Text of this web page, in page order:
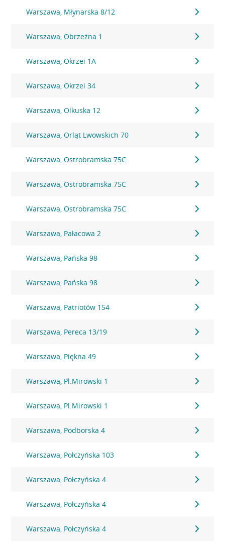
Warszawa, Młynarska 8/12
Warszawa, Obrzeżna 1
Warszawa, Okrzei 1A
Warszawa, Okrzei 34
Warszawa, Olkuska 12
Warszawa, Orląt Lwowskich 70
Warszawa, Ostrobramska 75C
Warszawa, Ostrobramska 75C
Warszawa, Ostrobramska 75C
Warszawa, Pałacowa 2
Warszawa, Pańska 98
Warszawa, Pańska 98
Warszawa, Patriotów 154
Warszawa, Pereca 13/19
Warszawa, Piękna 49
Warszawa, Pl.Mirowski 1
Warszawa, Pl.Mirowski 1
Warszawa, Podborska 4
Warszawa, Połczyńska 103
Warszawa, Połczyńska 4
Warszawa, Połczyńska 4
Warszawa, Połczyńska 4